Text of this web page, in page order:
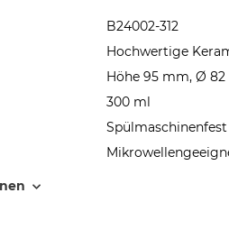
B24002-312
Hochwertige
Höhe 95 mm, Ø
300 ml
Spülmaschinenfest